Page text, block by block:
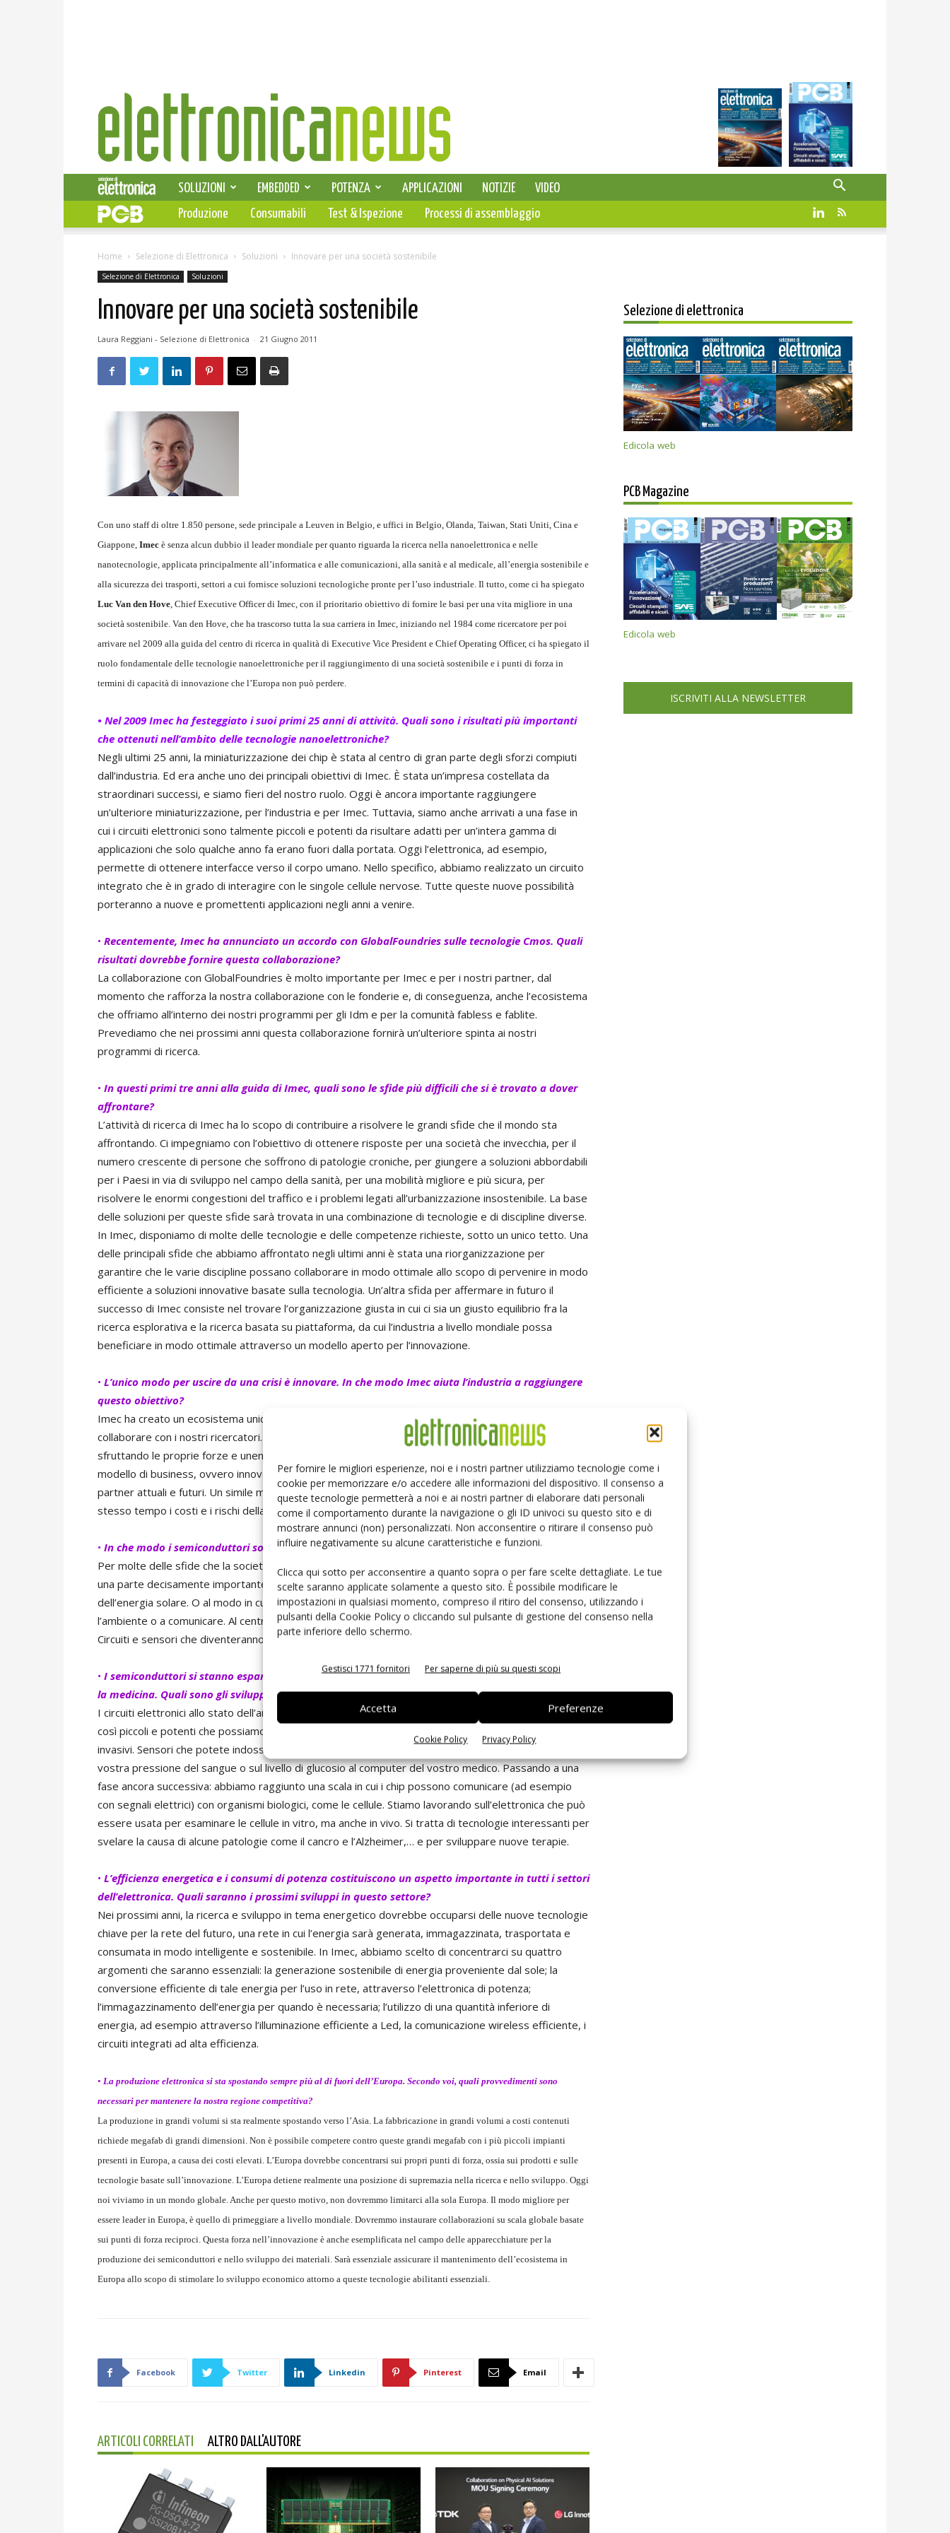
Per fornire le migliori esperienze, noi e i nostri partner utilizziamo tecnologie come i
cookie per memorizzare e/o accedere alle informazioni del dispositivo. Il consenso a
queste tecnologie permetterà a noi e ai nostri partner di elaborare dati personali
come il comportamento durante la navigazione o gli ID univoci su questo sito e di
mostrare annunci (non) personalizzati. Non acconsentire o ritirare il consenso può
influire negativamente su alcune caratteristiche e funzioni.
Clicca qui sotto per acconsentire a quanto sopra o per fare scelte dettagliate. Le tue
scelte saranno applicate solamente a questo sito. È possibile modificare le
impostazioni in qualsiasi momento, compreso il ritiro del consenso, utilizzando i
pulsanti della Cookie Policy o cliccando sul pulsante di gestione del consenso nella
parte inferiore dello schermo.
Gestisci 1771 fornitori Per saperne di più su questi scopi
Accetta Preferenze
Cookie Policy Privacy Policy
Elettronica
News
SELEZIONE DI ELETTRONICA
SOLUZIONI EMBEDDED POTENZA APPLICAZIONI NOTIZIE
VIDEO
PCB
Produzione Consumabili Test & Ispezione Processi di assemblaggio
Home Selezione di Elettronica Soluzioni Innovare per una società sostenibile
Selezione di Elettronica Soluzioni
Innovare per una società sostenibile
Laura Reggiani - Selezione di Elettronica - 21 Giugno 2011
Con uno staff di oltre 1.850 persone, sede principale a Leuven in Belgio, e uffici in Belgio, Olanda, Taiwan, Stati Uniti, Cina e
Giappone, Imec è senza alcun dubbio il leader mondiale per quanto riguarda la ricerca nella nanoelettronica e nelle
nanotecnologie, applicata principalmente all’informatica e alle comunicazioni, alla sanità e al medicale, all’energia sostenibile e
alla sicurezza dei trasporti, settori a cui fornisce soluzioni tecnologiche pronte per l’uso industriale. Il tutto, come ci ha spiegato
Luc Van den Hove, Chief Executive Officer di Imec, con il prioritario obiettivo di fornire le basi per una vita migliore in una
società sostenibile. Van den Hove, che ha trascorso tutta la sua carriera in Imec, iniziando nel 1984 come ricercatore per poi
arrivare nel 2009 alla guida del centro di ricerca in qualità di Executive Vice President e Chief Operating Officer, ci ha spiegato il
ruolo fondamentale delle tecnologie nanoelettroniche per il raggiungimento di una società sostenibile e i punti di forza in
termini di capacità di innovazione che l’Europa non può perdere.
• Nel 2009 Imec ha festeggiato i suoi primi 25 anni di attività. Quali sono i risultati più importanti
che ottenuti nell’ambito delle tecnologie nanoelettroniche?
Negli ultimi 25 anni, la miniaturizzazione dei chip è stata al centro di gran parte degli sforzi compiuti
dall’industria. Ed era anche uno dei principali obiettivi di Imec. È stata un’impresa costellata da
straordinari successi, e siamo fieri del nostro ruolo. Oggi è ancora importante raggiungere
un’ulteriore miniaturizzazione, per l’industria e per Imec. Tuttavia, siamo anche arrivati a una fase in
cui i circuiti elettronici sono talmente piccoli e potenti da risultare adatti per un’intera gamma di
applicazioni che solo qualche anno fa erano fuori dalla portata. Oggi l’elettronica, ad esempio,
permette di ottenere interfacce verso il corpo umano. Nello specifico, abbiamo realizzato un circuito
integrato che è in grado di interagire con le singole cellule nervose. Tutte queste nuove possibilità
porteranno a nuove e promettenti applicazioni negli anni a venire.
• Recentemente, Imec ha annunciato un accordo con GlobalFoundries sulle tecnologie Cmos. Quali
risultati dovrebbe fornire questa collaborazione?
La collaborazione con GlobalFoundries è molto importante per Imec e per i nostri partner, dal
momento che rafforza la nostra collaborazione con le fonderie e, di conseguenza, anche l’ecosistema
che offriamo all’interno dei nostri programmi per gli Idm e per la comunità fabless e fablite.
Prevediamo che nei prossimi anni questa collaborazione fornirà un’ulteriore spinta ai nostri
programmi di ricerca.
• In questi primi tre anni alla guida di Imec, quali sono le sfide più difficili che si è trovato a dover
affrontare?
L’attività di ricerca di Imec ha lo scopo di contribuire a risolvere le grandi sfide che il mondo sta
affrontando. Ci impegniamo con l’obiettivo di ottenere risposte per una società che invecchia, per il
numero crescente di persone che soffrono di patologie croniche, per giungere a soluzioni abbordabili
per i Paesi in via di sviluppo nel campo della sanità, per una mobilità migliore e più sicura, per
risolvere le enormi congestioni del traffico e i problemi legati all’urbanizzazione insostenibile. La base
delle soluzioni per queste sfide sarà trovata in una combinazione di tecnologie e di discipline diverse.
In Imec, disponiamo di molte delle tecnologie e delle competenze richieste, sotto un unico tetto. Una
delle principali sfide che abbiamo affrontato negli ultimi anni è stata una riorganizzazione per
garantire che le varie discipline possano collaborare in modo ottimale allo scopo di pervenire in modo
efficiente a soluzioni innovative basate sulla tecnologia. Un’altra sfida per affermare in futuro il
successo di Imec consiste nel trovare l’organizzazione giusta in cui ci sia un giusto equilibrio fra la
ricerca esplorativa e la ricerca basata su piattaforma, da cui l’industria a livello mondiale possa
beneficiare in modo ottimale attraverso un modello aperto per l’innovazione.
• L’unico modo per uscire da una crisi è innovare. In che modo Imec aiuta l’industria a raggiungere
questo obiettivo?
Imec ha creato un ecosistema unico, in cui i ricercatori e gli ingegneri che operano in azienda possano
collaborare con i nostri ricercatori. Nei nostri laboratori, essi possono coniugare le loro competenze,
sfruttando le proprie forze e unendole ai punti di forza degli altri partner. In questo modo il nostro
modello di business, ovvero innovazione attraverso la ricerca collaborativa, è una risorsa per i nostri
partner attuali e futuri. Un simile modello consente loro di prepararsi per il futuro, condividendo allo
stesso tempo i costi e i rischi della ricerca pre-competitiva.
• In che modo i semiconduttori sono la tecnologia abilitante per un nuovo mondo sostenibile?
Per molte delle sfide che la società si troverà ad affrontare negli anni a venire, la tecnologia fornirà
una parte decisamente importante della risposta. Pensate alla generazione e al trasporto
dell’energia solare. O al modo in cui ci apprestiamo a organizzare il traffico sostenibile, a monitorare
l’ambiente o a comunicare. Al centro di tutti questi sistemi ci saranno i circuiti e i sensori elettronici.
Circuiti e sensori che diventeranno sempre più piccoli e più efficienti di quelli che abbiamo oggi.
• I semiconduttori si stanno espandendo al di fuori dei mercati tradizionali in aree come la sanità e
la medicina. Quali sono gli sviluppi più interessanti in questi campi?
I circuiti elettronici allo stato dell’arte sono allo stesso tempo potenti ed estremamente piccoli. Sono
così piccoli e potenti che possiamo iniziare a pensare alla realizzazione di minuscoli sensori non
invasivi. Sensori che potete indossare permanentemente sul vostro corpo e che inviano i dati sulla
vostra pressione del sangue o sul livello di glucosio al computer del vostro medico. Passando a una
fase ancora successiva: abbiamo raggiunto una scala in cui i chip possono comunicare (ad esempio
con segnali elettrici) con organismi biologici, come le cellule. Stiamo lavorando sull’elettronica che può
essere usata per esaminare le cellule in vitro, ma anche in vivo. Si tratta di tecnologie interessanti per
svelare la causa di alcune patologie come il cancro e l’Alzheimer,… e per sviluppare nuove terapie.
• L’efficienza energetica e i consumi di potenza costituiscono un aspetto importante in tutti i settori
dell’elettronica. Quali saranno i prossimi sviluppi in questo settore?
Nei prossimi anni, la ricerca e sviluppo in tema energetico dovrebbe occuparsi delle nuove tecnologie
chiave per la rete del futuro, una rete in cui l’energia sarà generata, immagazzinata, trasportata e
consumata in modo intelligente e sostenibile. In Imec, abbiamo scelto di concentrarci su quattro
argomenti che saranno essenziali: la generazione sostenibile di energia proveniente dal sole; la
conversione efficiente di tale energia per l’uso in rete, attraverso l’elettronica di potenza;
l’immagazzinamento dell’energia per quando è necessaria; l’utilizzo di una quantità inferiore di
energia, ad esempio attraverso l’illuminazione efficiente a Led, la comunicazione wireless efficiente, i
circuiti integrati ad alta efficienza.
• La produzione elettronica si sta spostando sempre più al di fuori dell’Europa. Secondo voi, quali provvedimenti sono
necessari per mantenere la nostra regione competitiva?
La produzione in grandi volumi si sta realmente spostando verso l’Asia. La fabbricazione in grandi volumi a costi contenuti
richiede megafab di grandi dimensioni. Non è possibile competere contro queste grandi megafab con i più piccoli impianti
presenti in Europa, a causa dei costi elevati. L’Europa dovrebbe concentrarsi sui propri punti di forza, ossia sui prodotti e sulle
tecnologie basate sull’innovazione. L’Europa detiene realmente una posizione di supremazia nella ricerca e nello sviluppo. Oggi
noi viviamo in un mondo globale. Anche per questo motivo, non dovremmo limitarci alla sola Europa. Il modo migliore per
essere leader in Europa, è quello di primeggiare a livello mondiale. Dovremmo instaurare collaborazioni su scala globale basate
sui punti di forza reciproci. Questa forza nell’innovazione è anche esemplificata nel campo delle apparecchiature per la
produzione dei semiconduttori e nello sviluppo dei materiali. Sarà essenziale assicurare il mantenimento dell’ecosistema in
Europa allo scopo di stimolare lo sviluppo economico attorno a queste tecnologie abilitanti essenziali.
Facebook Twitter Linkedin Pinterest Email
ARTICOLI CORRELATI ALTRO DALL'AUTORE
Selezione di elettronica
Edicola web
PCB Magazine
Edicola web
ISCRIVITI ALLA NEWSLETTER